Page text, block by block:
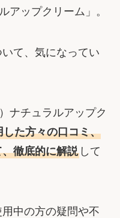
アップクリーム」。
て、気になってい
ナチュラルアップク
た方々の口コミ、
徹底的に解説して
中の方の疑問や不